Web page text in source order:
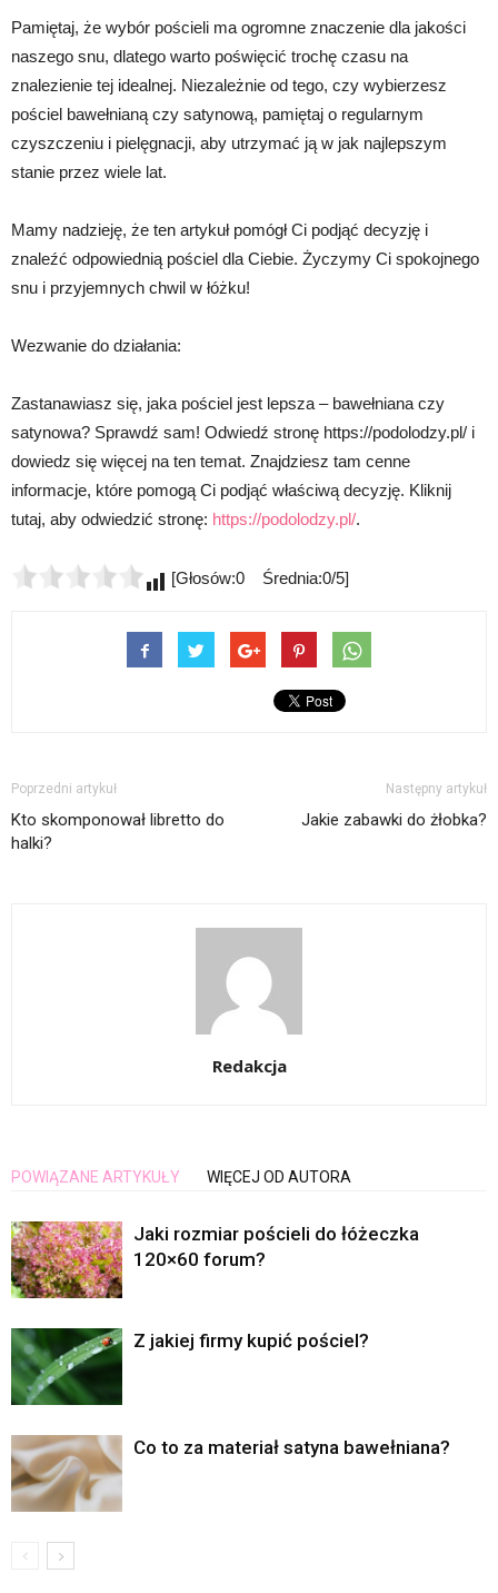
Pamiętaj, że wybór pościeli ma ogromne znaczenie dla jakości
naszego snu, dlatego warto poświęcić trochę czasu na
znalezienie tej idealnej. Niezależnie od tego, czy wybierzesz
pościel bawełnianą czy satynową, pamiętaj o regularnym
czyszczeniu i pielęgnacji, aby utrzymać ją w jak najlepszym
stanie przez wiele lat.
Mamy nadzieję, że ten artykuł pomógł Ci podjąć decyzję i
znaleźć odpowiednią pościel dla Ciebie. Życzymy Ci spokojnego
snu i przyjemnych chwil w łóżku!
Wezwanie do działania:
Zastanawiasz się, jaka pościel jest lepsza – bawełniana czy
satynowa? Sprawdź sam! Odwiedź stronę https://podolodzy.pl/ i
dowiedz się więcej na ten temat. Znajdziesz tam cenne
informacje, które pomogą Ci podjąć właściwą decyzję. Kliknij
tutaj, aby odwiedzić stronę: https://podolodzy.pl/.
[Głosów:0 Średnia:0/5]
Poprzedni artykuł
Kto skomponował libretto do
halki?
Następny artykuł
Jakie zabawki do żłobka?
Redakcja
POWIĄZANE ARTYKUŁY WIĘCEJ OD AUTORA
Jaki rozmiar pościeli do łóżeczka
120×60 forum?
Z jakiej firmy kupić pościel?
Co to za materiał satyna bawełniana?